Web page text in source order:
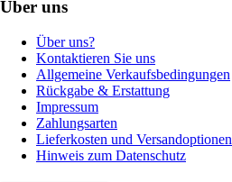
Über uns
Über uns?
Kontaktieren Sie uns
Allgemeine Verkaufsbedingungen
Rückgabe & Erstattung
Impressum
Zahlungsarten
Lieferkosten und Versandoptionen
Hinweis zum Datenschutz